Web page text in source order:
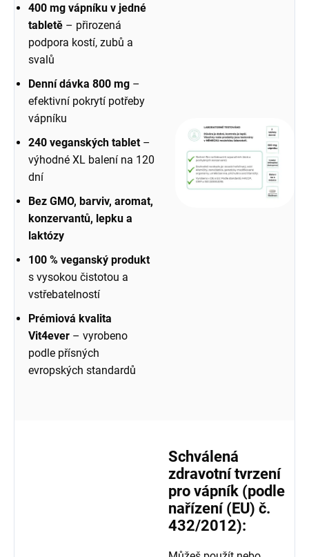
400 mg vápníku v jedné
tabletě – přirozená
podpora kostí, zubů a
svalů
Denní dávka 800 mg –
efektivní pokrytí potřeby
vápníku
240 veganských tablet–
výhodné XL balení na 120
dní
Bez GMO, barviv, aromat,
konzervantů, lepku a
laktózy
100 % veganský produkt
s vysokou čistotou a
vstřebatelností
Prémiová kvalita
Vit4ever – vyrobeno
podle přísných
evropských standardů
Schválená
zdravotní tvrzení
pro vápník (podle
nařízení (EU) č.
432/2012):